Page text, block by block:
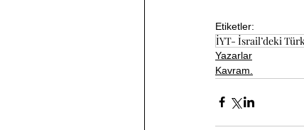
Etiketler:
İYT- İsrail’deki
Yazarlar
Kavram.